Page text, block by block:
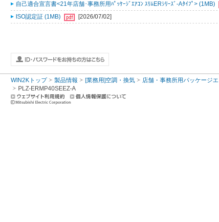
自己適合宣言書<21年店舗･事務所用ﾊﾟｯｹｰｼﾞｴｱｺﾝ ｽﾘﾑERｼﾘｰｽﾞ-Aﾀｲﾌﾟ> (1MB)
ISO認定証 (1MB)
[2026/07/02]
WIN2Kトップ 製品情報 [業務用]空調・換気
店舗・事務所用パッケージ
PLZ-ERMP40SEEZ-A